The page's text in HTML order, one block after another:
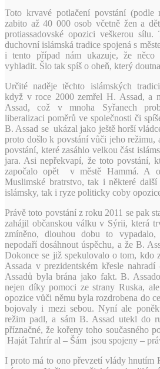
Toto krvavé potlačení povstání (podle
zabito až 40 000 osob včetně žen a
protiassadovské opozici veškerou
duchovní islámská tradice spojená s
i tento případ nám ukazuje, že něco
vyhladit. Šlo tak spíš o oheň, který
Určité naděje těchto islámských
když v roce 2000 zemřel H. Assad, a
Assad, což v mnoha Syřanech
liberalizaci poměrů ve společnosti či
B. Assad se ukázal jako ještě horší
proto došlo k povstání vůči jeho režimu,
povstání, které zasáhlo velkou část
jara. Asi nepřekvapí, že toto povstání,
započalo opět v městě Hammá. A
Muslimské bratrstvo, tak i některé
islámsky, tak i ryze politicky coby
Právě toto povstání z roku 2011 se pak
zahájil občanskou válku v Sýrii, která
zmíněno, dlouhou dobu to
nepodaří dosáhnout úspěchu, a že B.
Dokonce se již spekulovalo o tom, kdo
Assada v prezidentském křesle
Assadů byla brána jako fakt. B.
nejen díky pomoci ze strany Ruska,
opozice vůči němu byla rozdrobena do
bojovaly i mezi sebou. Nyní ale
režim padl, a sám B. Assad utekl do
příznačné, že kořeny toho současného
Haját Tahrír al – Šám jsou spojeny –
I proto má to ono převzetí vlády hnutím